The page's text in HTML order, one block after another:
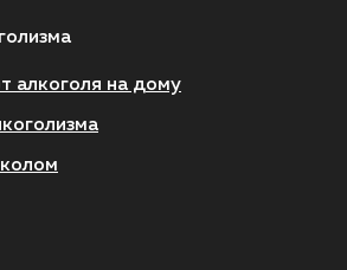
алкоголя на дому